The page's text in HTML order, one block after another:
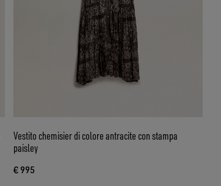
Vestito chemisier di colore antracite con stampa
paisley
€ 995